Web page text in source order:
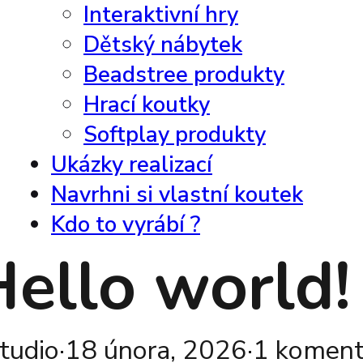
Interaktivní hry
Dětský nábytek
Beadstree produkty
Hrací koutky
Softplay produkty
Ukázky realizací
Navrhni si vlastní koutek
Kdo to vyrábí ?
world!
·18 února, 2026·1